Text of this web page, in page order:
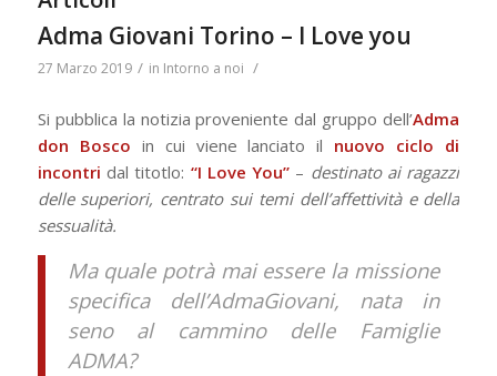
Adma Giovani Torino – I Love you
27 Marzo 2019 / in Intorno a noi /
Si pubblica la notizia proveniente dal gruppo dell’Adma
don Bosco in cui viene lanciato il nuovo ciclo di
incontri dal titotlo: “I Love You” – destinato ai ragazzi
delle superiori, centrato sui temi dell’affettività e della
sessualità.
Ma quale potrà mai essere la missione
specifica dell’AdmaGiovani, nata in
seno al cammino delle Famiglie
ADMA?